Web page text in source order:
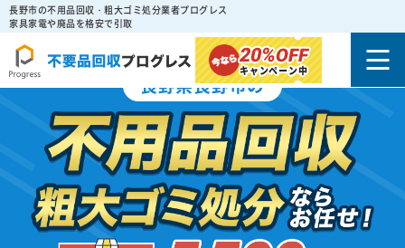
長野市の不用品回収・粗大ゴミ処分業者プログレス
家具家電や廃品を格安で引取
20%OFF
キャンペーン中
長野県長野市の